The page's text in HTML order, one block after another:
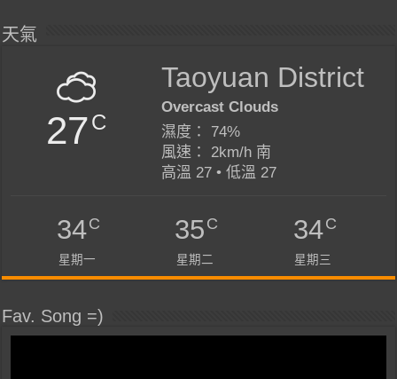
天氣
27C
Taoyuan District
Overcast Clouds
濕度： 74%
風速： 2km/h 南
高溫 27 • 低溫 27
34C
星期一
35C
星期二
34C
星期三
Fav. Song =)